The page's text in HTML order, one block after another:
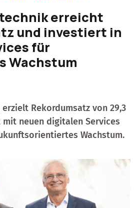
erreicht
und investiert in
für
Wachstum
erzielt Rekordumsatz von 29,3
mit neuen digitalen Services
Wachstum.